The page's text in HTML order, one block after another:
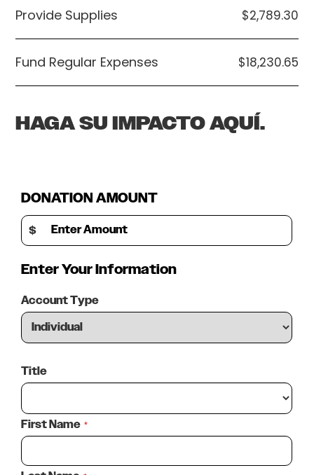
Provide Supplies $2,789.30
Fund Regular Expenses $18,230.65
HAGA SU IMPACTO AQUÍ.